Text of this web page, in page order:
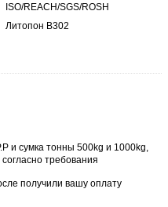
ISO/REACH/SGS/ROSH
Литопон B302
и сумка тонны 500kg и 1000kg,
требования
получили вашу оплату